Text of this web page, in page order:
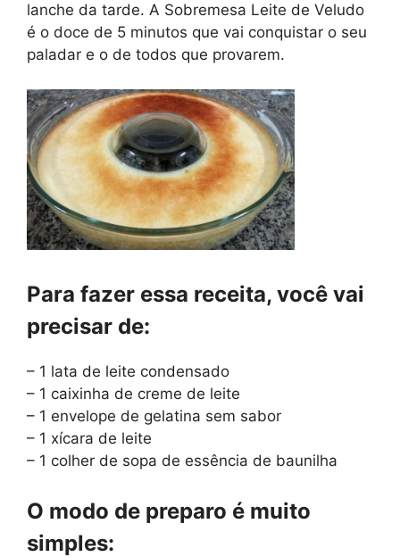
lanche da tarde. A Sobremesa Leite de Veludo
é o doce de 5 minutos que vai conquistar o seu
paladar e o de todos que provarem.
Para fazer essa receita, você vai
precisar de:
– 1 lata de leite condensado
– 1 caixinha de creme de leite
– 1 envelope de gelatina sem sabor
– 1 xícara de leite
– 1 colher de sopa de essência de baunilha
O modo de preparo é muito
simples: